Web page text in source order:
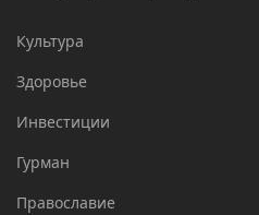
Культура
Здоровье
Инвестиции
Гурман
Православие